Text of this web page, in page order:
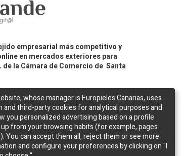
empresarial más competitivo y
en mercados exteriores para
la Cámara de Comercio de Santa
whose manager is Europieles Canarias, uses
and third-party cookies for analytical purposes and
you personalized advertising based on a profile
from your browsing habits (for example, pages
You can accept them all, reject them or see more
and configure your preferences by clicking on "I